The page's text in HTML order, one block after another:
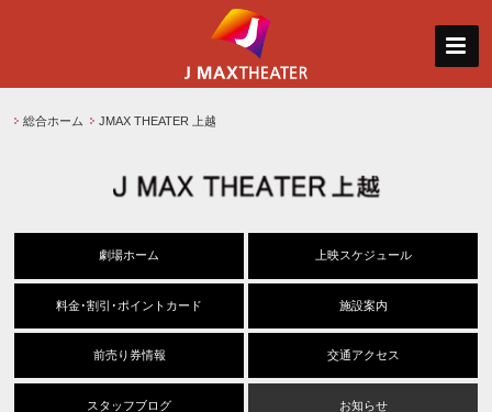
総合ホーム JMAX THEATER 上越
劇場ホーム 上映スケジュール
料金･割引･ポイントカード 施設案内
前売り券情報 交通アクセス
スタッフブログ お知らせ